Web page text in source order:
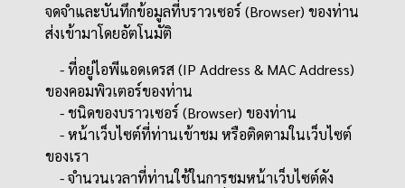
จดจำและบันทึกข้อมูลที่บราวเซอร์ (Browser) ของท่าน
ส่งเข้ามาโดยอัตโนมัติ
- ที่อยู่ไอพีแอดเดรส (IP Address & MAC Address)
ของคอมพิวเตอร์ของท่าน
- ชนิดของบราวเซอร์ (Browser) ของท่าน
- หน้าเว็บไซต์ที่ท่านเข้าชม หรือติดตามในเว็บไซต์
ของเรา
- จำนวนเวลาที่ท่านใช้ในการชมหน้าเว็บไซต์ดัง